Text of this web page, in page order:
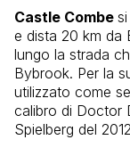
Castle Combe
e dista 20 km da
lungo la strada
Bybrook. Per la
utilizzato come
calibro di Doctor
Spielberg del